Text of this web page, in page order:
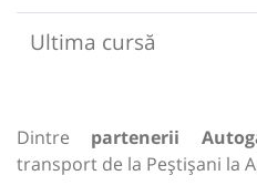
Ultima cursă
Dintre partenerii
transport de la Peștișani la